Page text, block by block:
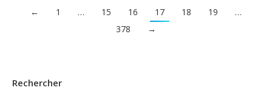
← 1 … 15 16 17 18 19
…
378
→
Rechercher